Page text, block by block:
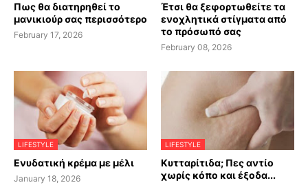
Πως θα διατηρηθεί το
μανικιούρ σας περισσότερο
February 17, 2026
Έτσι θα ξεφορτωθείτε τα
ενοχλητικά στίγματα από
το πρόσωπό σας
February 08, 2026
LIFESTYLE
Ενυδατική κρέμα με μέλι
January 18, 2026
LIFESTYLE
Κυτταρίτιδα; Πες αντίο
χωρίς κόπο και έξοδα...